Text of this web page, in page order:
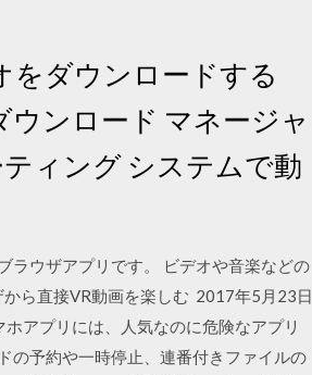
をダウンロードする
ンロード マネージャ
ィング システムで動
ラウザアプリです。 ビデオや音楽などの
ら直接VR動画を楽しむ 2017年5月23日
アプリには、人気なのに危険なアプリ
の予約や一時停止、連番付きファイルの